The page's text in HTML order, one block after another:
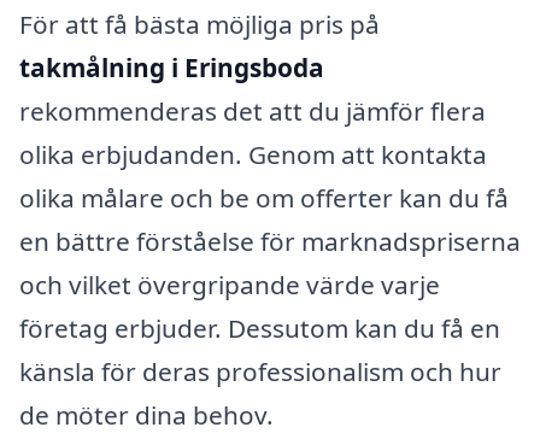
För att få bästa möjliga pris på
takmålning i Eringsboda
rekommenderas det att du jämför flera
olika erbjudanden. Genom att kontakta
olika målare och be om offerter kan du få
en bättre förståelse för marknadspriserna
och vilket övergripande värde varje
företag erbjuder. Dessutom kan du få en
känsla för deras professionalism och hur
de möter dina behov.